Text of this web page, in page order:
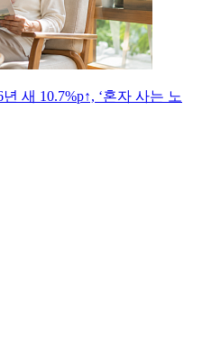
새 10.7%p↑, ‘혼자 사는 노